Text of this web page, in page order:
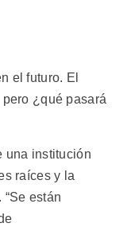
el futuro. El
¿qué pasará
una institución
raíces y la
están